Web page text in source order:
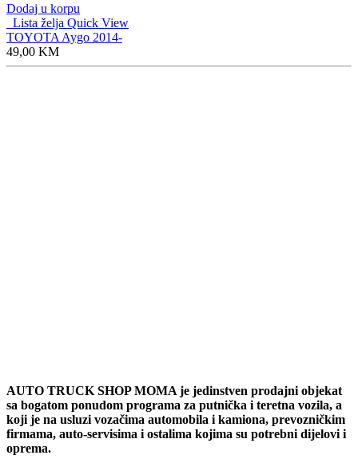
Dodaj u korpu
Lista želja Quick View
TOYOTA Aygo 2014-
49,00 KM
AUTO TRUCK SHOP MOMA je jedinstven prodajni objekat
sa bogatom ponudom programa za putnička i teretna vozila, a
koji je na usluzi vozačima automobila i kamiona, prevozničkim
firmama, auto-servisima i ostalima kojima su potrebni dijelovi i
oprema.